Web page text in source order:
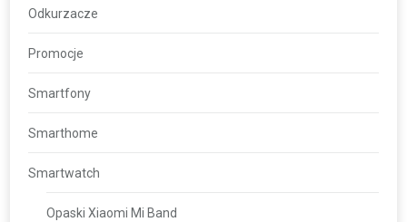
Odkurzacze
Promocje
Smartfony
Smarthome
Smartwatch
Opaski Xiaomi Mi Band